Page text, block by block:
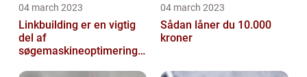
04 march 2023
Linkbuilding er en vigtig
del af
søgemaskineoptimeringe
04 march 2023
Sådan låner du 10.000
kroner